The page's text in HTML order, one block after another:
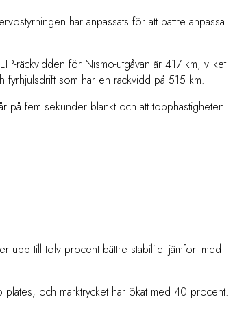
har anpassats för att bättre anpassa
räckvidden för Nismo-utgåvan är 417 km, vilket
fyrhjulsdrift som har en räckvidd på 515 km.
fem sekunder blankt och att topphastigheten
upp till tolv procent bättre stabilitet jämfört med
och marktrycket har ökat med 40 procent.